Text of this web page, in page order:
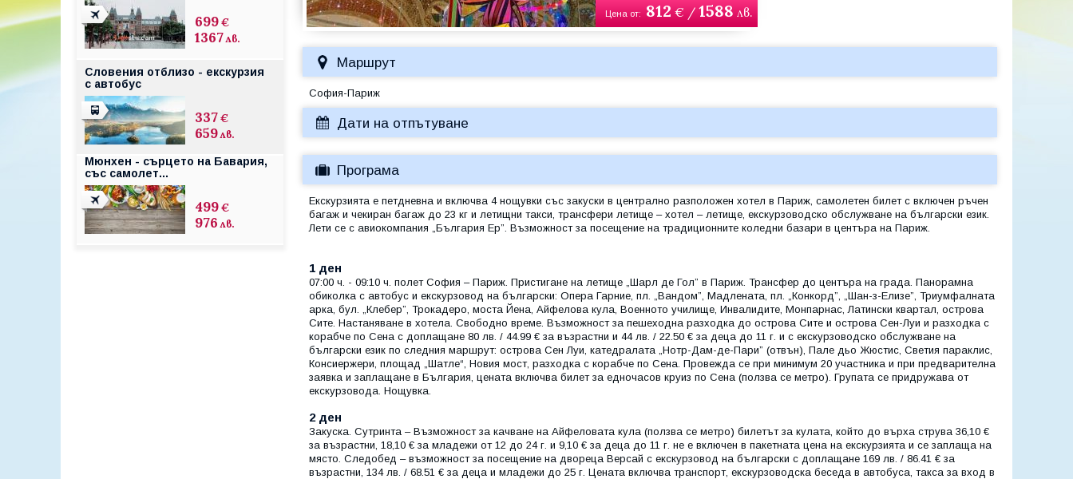
699€
1367лв.
Словения отблизо - екскурзия
с автобус
337€
659лв.
Мюнхен - сърцето на Бавария,
със самолет...
499€
976лв.
Цена от: 812 € / 1588 лв.
Маршрут
София-Париж
Дати на отпътуване
Програма
Екскурзията е петдневна и включва 4 нощувки със закуски в централно разположен хотел в Париж, самолетен билет с включен ръчен
багаж и чекиран багаж до 23 кг и летищни такси, трансфери летище – хотел – летище, екскурзоводско обслужване на български език.
Лети се с авиокомпания „България Ер”. Възможност за посещение на традиционните коледни базари в центъра на Париж.
1 ден
07:00 ч. - 09:10 ч. полет София – Париж. Пристигане на летище „Шарл де Гол” в Париж. Трансфер до центъра на града. Панорамна
обиколка с автобус и екскурзовод на български: Опера Гарние, пл. „Вандом”, Мадлената, пл. „Конкорд”, „Шан-з-Елизе”, Триумфалната
арка, бул. „Клебер”, Трокадеро, моста Йена, Айфелова кула, Военното училище, Инвалидите, Монпарнас, Латински квартал, острова
Сите. Настаняване в хотела. Свободно време. Възможност за пешеходна разходка до острова Сите и острова Сен-Луи и разходка с
корабче по Сена с доплащане 80 лв. / 44.99 € за възрастни и 44 лв. / 22.50 € за деца до 11 г. и с екскурзоводско обслужване на
български език по следния маршрут: острова Сен Луи, катедралата „Нотр-Дам-де-Пари” (отвън), Пале дьо Жюстис, Светия параклис,
Консиержери, площад „Шатле“, Новия мост, разходка с корабче по Сена. Провежда се при минимум 20 участника и при предварителна
заявка и заплащане в България, цената включва билет за едночасов круиз по Сена (ползва се метро). Групата се придружава от
екскурзовода. Нощувка.
2 ден
Закуска. Сутринта – Възможност за качване на Айфеловата кула (ползва се метро) билетът за кулата, който до върха струва 36,10 €
за възрастни, 18,10 € за младежи от 12 до 24 г. и 9,10 € за деца до 11 г. не е включен в пакетната цена на екскурзията и се заплаща на
място. Следобед – възможност за посещение на двореца Версай с екскурзовод на български с доплащане 169 лв. / 86.41 € за
възрастни, 134 лв. / 68.51 € за деца и младежи до 25 г. Цената включва транспорт, екскурзоводска беседа в автобуса, такса за вход в